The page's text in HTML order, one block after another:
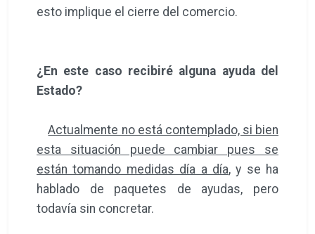
esto implique el cierre del comercio.
¿En este caso recibiré alguna ayuda del
Estado?
Actualmente no está contemplado, si bien
esta situación puede cambiar pues se
están tomando medidas día a día, y se ha
hablado de paquetes de ayudas, pero
todavía sin concretar.